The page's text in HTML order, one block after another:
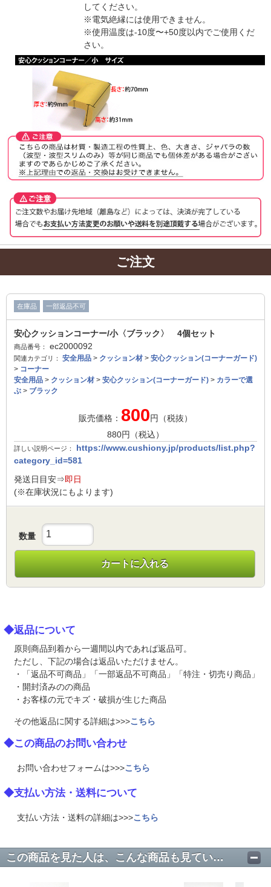
してください。
※電気絶縁には使用できません。
※使用温度は-10度〜+50度以内でご使用くだ
さい。
ご注文
在庫品 一部返品不可
安心クッションコーナー/小〈ブラック〉 4個セット
商品番号： ec2000092
関連カテゴリ： 安全用品 > クッション材 > 安心クッション(コーナーガード)
> コーナー
安全用品 > クッション材 > 安心クッション(コーナーガード) > カラーで選
ぶ > ブラック
販売価格： 800円（税抜）
880円（税込）
詳しい説明ページ：
https://www.cushiony.jp/products/list.php?
category_id=581
発送日目安⇒即日
(※在庫状況にもよります)
数量
カートに入れる
◆返品について
原則商品到着から一週間以内であれば返品可。
ただし、下記の場合は返品いただけません。
・「返品不可商品」「一部返品不可商品」「特注・切売り商品」
・開封済みのの商品
・お客様の元でキズ・破損が生じた商品
その他返品に関する詳細は>>>こちら
◆この商品のお問い合わせ
お問い合わせフォームは>>>こちら
◆支払い方法・送料について
支払い方法・送料の詳細は>>>こちら
この商品を見た人は、こんな商品も見ています。